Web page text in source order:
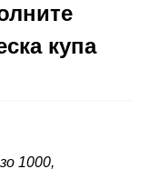
купа
1000,